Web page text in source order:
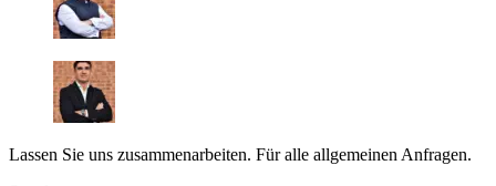
Lassen Sie uns zusammenarbeiten. Für alle allgemeinen Anfragen.